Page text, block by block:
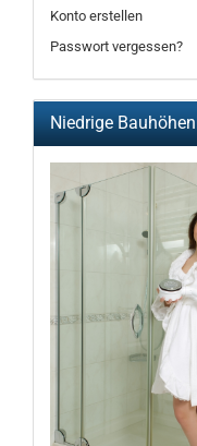
Konto erstellen
Passwort vergessen?
Niedrige